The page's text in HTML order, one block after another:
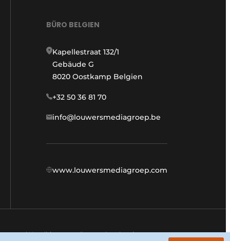
BÜRO BELGIEN
Kapellestraat 132/1
Gebäude G
8020 Oostkamp Belgien
+32 50 36 81 70
info@louwersmediagroep.be
www.louwersmediagroep.com
und Konditionen Datenschutzbestimmungen